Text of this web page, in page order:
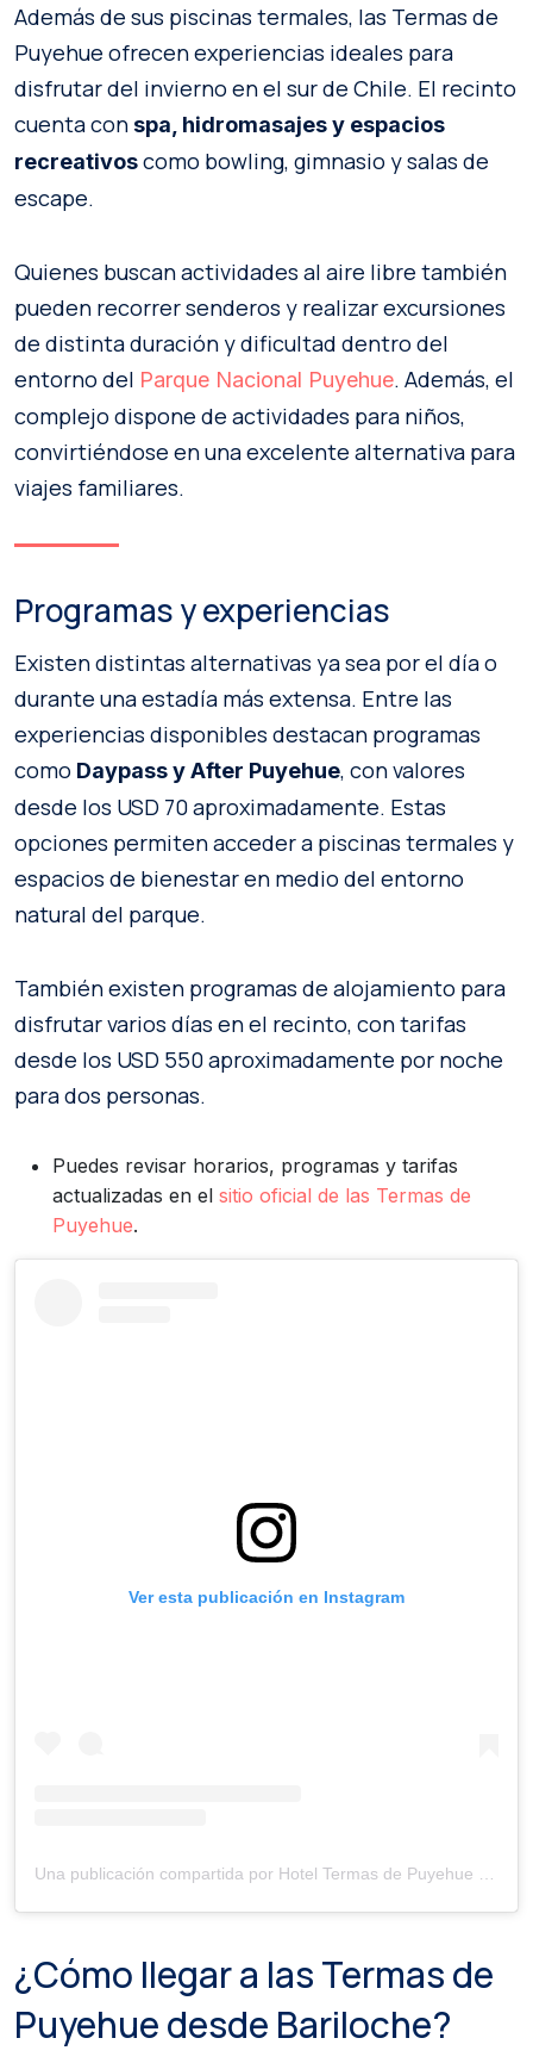
Además de sus piscinas termales, las Termas de
Puyehue ofrecen experiencias ideales para
disfrutar del invierno en el sur de Chile. El recinto
cuenta conspa, hidromasajes y espacios
recreativoscomo bowling, gimnasio y salas de
escape.
Quienes buscan actividades al aire libre también
pueden recorrer senderos y realizar excursiones
de distinta duración y dificultad dentro del
entorno del Parque Nacional Puyehue. Además, el
complejo dispone de actividades para niños,
convirtiéndose en una excelente alternativa para
viajes familiares.
Programas y experiencias
Existen distintas alternativas ya sea por el día o
durante una estadía más extensa. Entre las
experiencias disponibles destacan programas
como Daypass y After Puyehue, con valores
desde los USD 70 aproximadamente. Estas
opciones permiten acceder a piscinas termales y
espacios de bienestar en medio del entorno
natural del parque.
También existen programas de alojamiento para
disfrutar varios días en el recinto, con tarifas
desde los USD 550 aproximadamente por noche
para dos personas.
Puedes revisar horarios, programas y tarifas
actualizadas en el sitio oficial de las Termas de
Puyehue.
Ver esta publicación en Instagram
¿Cómo llegar a las Termas de
Puyehue desde Bariloche?